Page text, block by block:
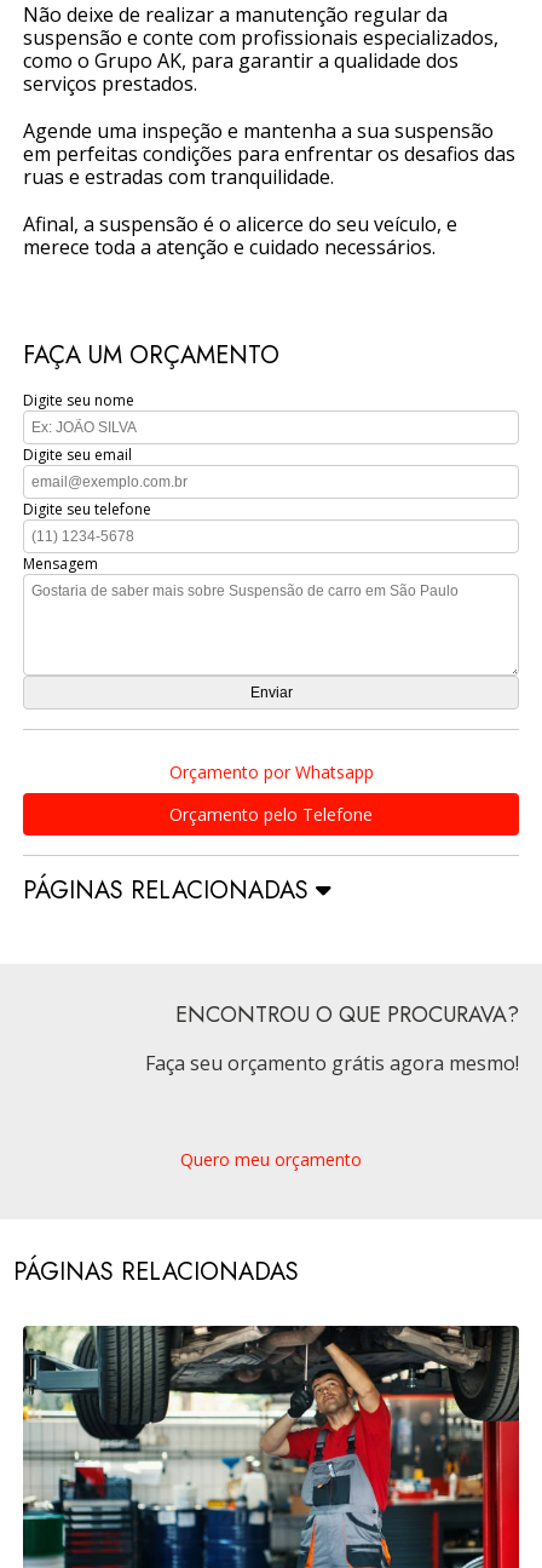
Não deixe de realizar a manutenção regular da
suspensão e conte com profissionais especializados,
como o Grupo AK, para garantir a qualidade dos
serviços prestados.
Agende uma inspeção e mantenha a sua suspensão
em perfeitas condições para enfrentar os desafios das
ruas e estradas com tranquilidade.
Afinal, a suspensão é o alicerce do seu veículo, e
merece toda a atenção e cuidado necessários.
FAÇA UM ORÇAMENTO
Digite seu nome
Digite seu email
Digite seu telefone
Mensagem
Orçamento por Whatsapp
Orçamento pelo Telefone
PÁGINAS RELACIONADAS
ENCONTROU O QUE PROCURAVA?
Faça seu orçamento grátis agora mesmo!
Quero meu orçamento
PÁGINAS RELACIONADAS